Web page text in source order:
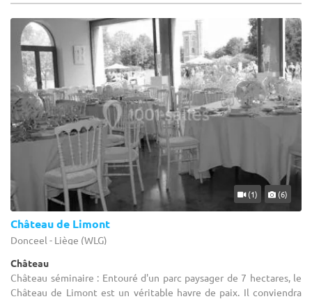
(1) (6)
Château de Limont
Donceel - Liège (WLG)
Château
Château séminaire : Entouré d'un parc paysager de 7 hectares, le
Château de Limont est un véritable havre de paix. Il conviendra